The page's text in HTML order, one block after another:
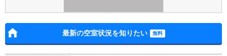
最新の空室状況を知りたい